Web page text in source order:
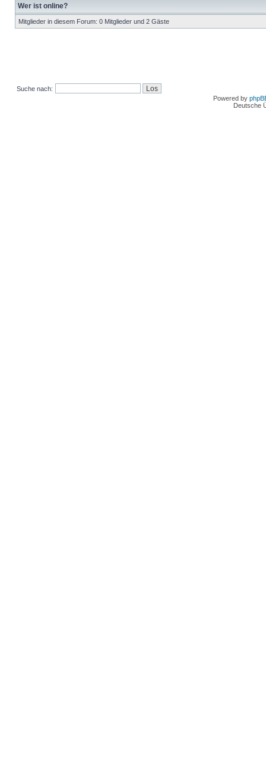
Wer ist online?
Mitglieder in diesem Forum: 0 Mitglieder und 2 Gäste
Suche nach:
Powered by
Deutsche